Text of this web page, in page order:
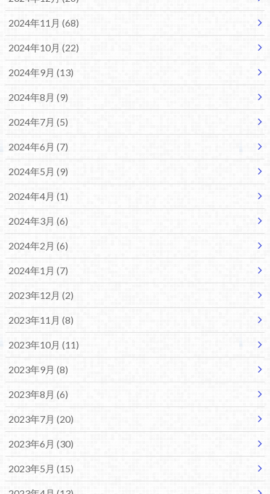
2024年11月 (68)
2024年10月 (22)
2024年9月 (13)
2024年8月 (9)
2024年7月 (5)
2024年6月 (7)
2024年5月 (9)
2024年4月 (1)
2024年3月 (6)
2024年2月 (6)
2024年1月 (7)
2023年12月 (2)
2023年11月 (8)
2023年10月 (11)
2023年9月 (8)
2023年8月 (6)
2023年7月 (20)
2023年6月 (30)
2023年5月 (15)